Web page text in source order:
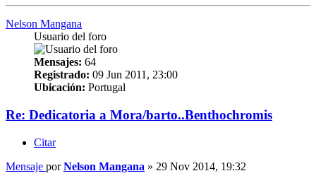
Nelson Mangana
Usuario del foro
Mensajes: 64
Registrado: 09 Jun 2011, 23:00
Ubicación: Portugal
Re: Dedicatoria a Mora/barto..Benthochromis
Citar
Mensaje porNelson Mangana » 29 Nov 2014, 19:32